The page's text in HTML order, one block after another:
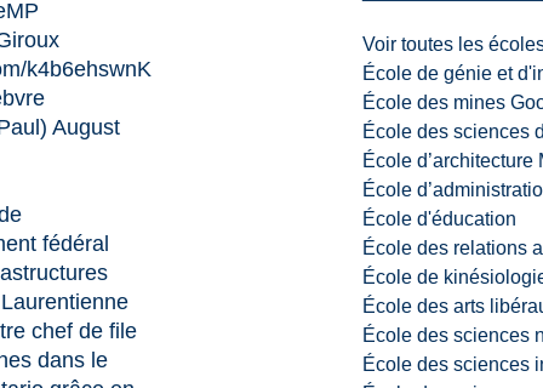
Voir toutes les
École de génie et
École des mines
École des sciences
École d’architecture
École
École d'éducation
École des relations
École de
École des arts
École des sciences
École des sciences
k4b6ehswnK
August
fédéral
chef de file
dans le